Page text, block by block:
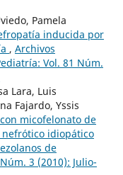
Pamela
inducida por
, Archivos
Vol. 81 Núm.
Lara, Luis
Fajardo, Yssis
micofelonato de
idiopático
de
3 (2010): Julio-